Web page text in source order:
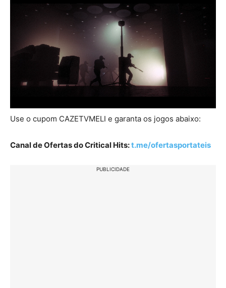
Use o cupom CAZETVMELI e garanta os jogos abaixo:
Canal de Ofertas do Critical Hits:t.me/ofertasportateis
PUBLICIDADE